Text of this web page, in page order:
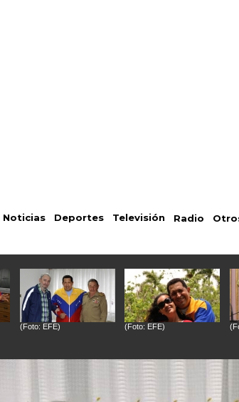
Noticias Deportes Televisión Radio
(Foto: EFE) (Foto: EFE)